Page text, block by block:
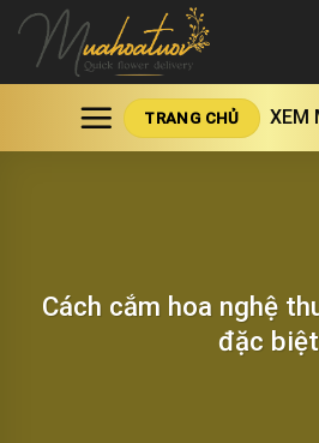
Skip
content
TRANG CHỦ XEM
Cách cắm hoa nghệ
đặc biệt